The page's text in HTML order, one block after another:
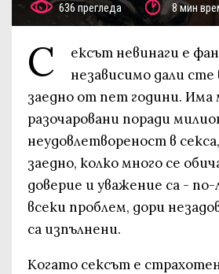
636 прегледа 8 мин
С
ексът невинаги е
независимо дали
заедно от пет години.
разочаровани поради
неудовлетвореност в
заедно, колко много се
доверие и уважение са - по-
всеки проблем, дори
са изпълнени.
Когато сексът е